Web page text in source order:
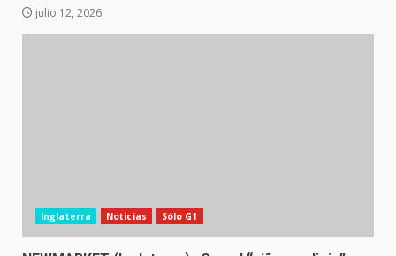
julio 12, 2026
Inglaterra Noticias Sólo G1